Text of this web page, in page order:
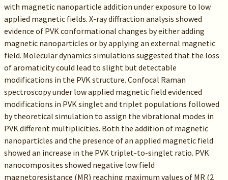
with magnetic nanoparticle addition under exposure to low
applied magnetic fields. X-ray diffraction analysis showed
evidence of PVK conformational changes by either adding
magnetic nanoparticles or by applying an external magnetic
field. Molecular dynamics simulations suggested that the loss
of aromaticity could lead to slight but detectable
modifications in the PVK structure. Confocal Raman
spectroscopy under low applied magnetic field evidenced
modifications in PVK singlet and triplet populations followed
by theoretical simulation to assign the vibrational modes in
PVK different multiplicities. Both the addition of magnetic
nanoparticles and the presence of an applied magnetic field
showed an increase in the PVK triplet-to-singlet ratio. PVK
nanocomposites showed negative low field
magnetoresistance (MR) reaching maximum values of MR (2